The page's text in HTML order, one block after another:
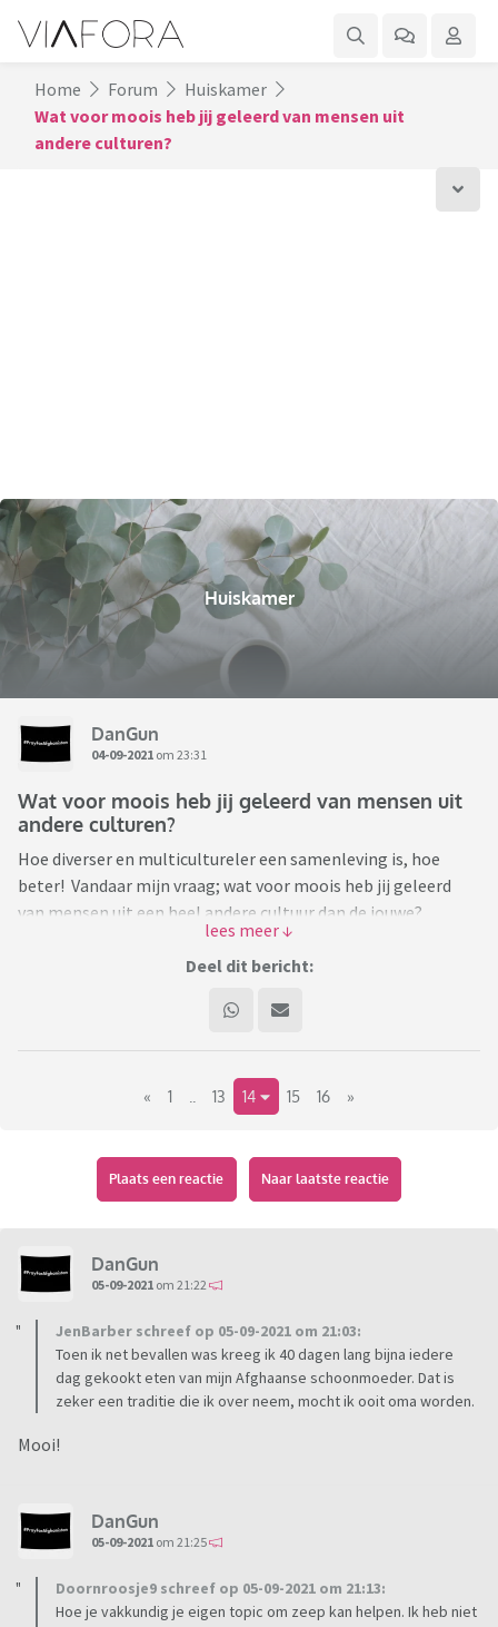
Home Forum
Huiskamer
Wat voor moois heb jij geleerd van mensen uit
andere culturen?
Huiskamer
DanGun
04-09-2021 om 23:31
Wat voor moois heb jij geleerd van mensen uit
andere culturen?
Hoe diverser en multicultureler een samenleving is, hoe
beter! Vandaar mijn vraag; wat voor moois heb jij geleerd
van mensen uit een heel andere cultuur dan de jouwe?
En dan heb ik het niet over het roti recept van je Surinaamse
schoonmoeder ofzo 😉
klasgenootje, je Surinaamse schoonmoeder wat je echt als
heel waardevol beschouwt?
(Dit is duidelijk géén discussie-topic. Het is ook niet bedoelt
dat je niks moois leert van andere culturen. Het staat je vrij
om daar zelf een topic over te openen.)
Deel dit bericht:
« 1 13 14 15 16 »
Plaats een reactie Naar laatste reactie
DanGun
05-09-2021 om 21:22
JenBarber schreef op 05-09-2021 om 21:03:
Toen ik net bevallen was kreeg ik 40 dagen lang bijna iedere
dag gekookt eten van mijn Afghaanse schoonmoeder. Dat is
zeker een traditie die ik over neem, mocht ik ooit oma worden.
Mooi!
DanGun
05-09-2021 om 21:25
Doornroosje9 schreef op 05-09-2021 om 21:13:
Hoe je vakkundig je eigen topic om zeep kan helpen. Ik heb niet